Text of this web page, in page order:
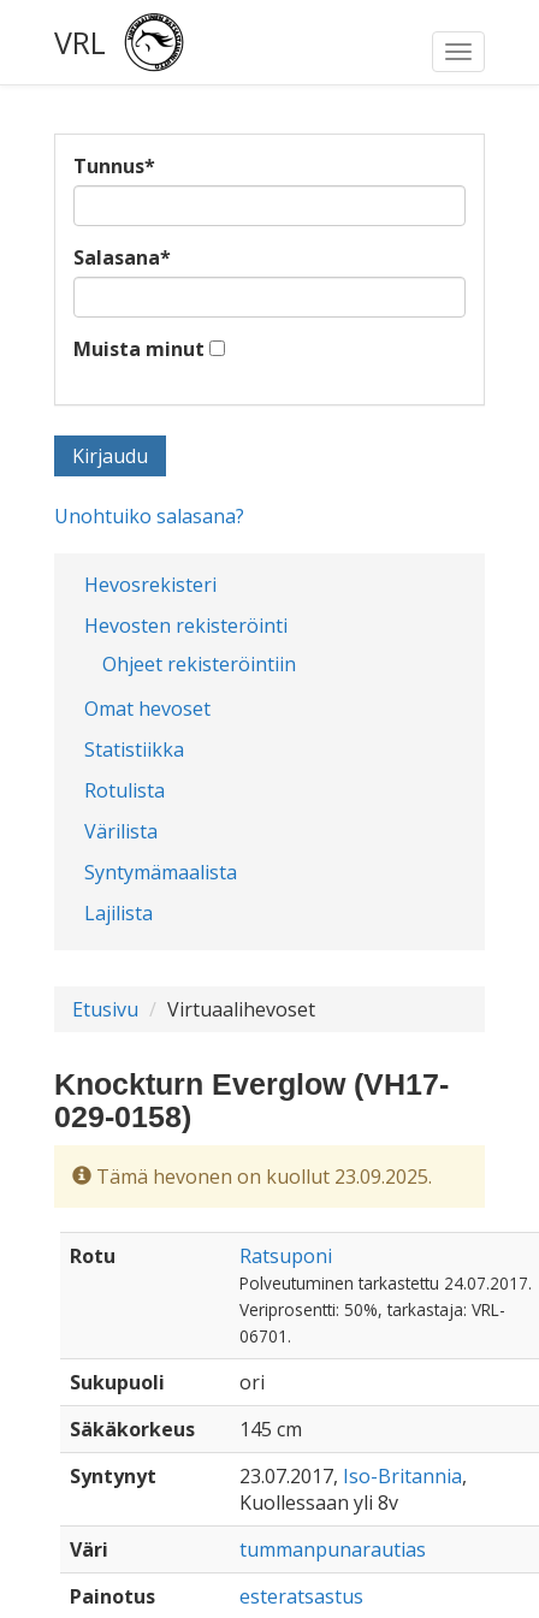
Toggle
VRL
Hevosrekisteri
Hevosten rekisteröinti
Ohjeet rekisteröintiin
Omat hevoset
Statistiikka
Rotulista
Värilista
Syntymämaalista
Lajilista
Tunnus*
Salasana*
Muista minut
Unohtuiko salasana?
Etusivu Virtuaalihevoset
Knockturn Everglow (VH17-
029-0158)
Tämä hevonen on kuollut 23.09.2025.
Rotu Ratsuponi
Polveutuminen tarkastettu 24.07.2017.
Veriprosentti: 50%, tarkastaja: VRL-
06701.
Sukupuoli
ori
Säkäkorkeus
145 cm
Syntynyt
23.07.2017, Iso-Britannia,
Kuollessaan yli 8v
Väri
tummanpunarautias
Painotus
esteratsastus